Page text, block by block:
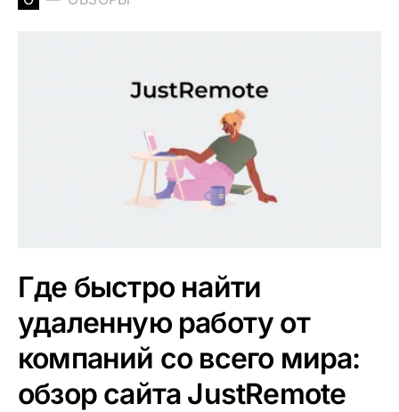
Где быстро найти
удаленную работу от
компаний со всего мира:
обзор сайта JustRemote